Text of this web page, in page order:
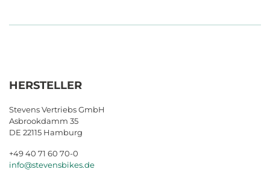
HERSTELLER
Stevens Vertriebs GmbH
Asbrookdamm 35
DE 22115 Hamburg
+49 40 71 60 70-0
info@stevensbikes.de